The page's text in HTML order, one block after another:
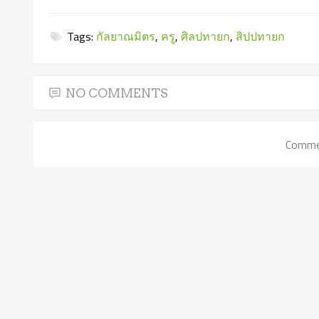
Tags: กัลยาณมิตร, ครู,ศิลปทายก, สิปปทายก
NO COMMENTS